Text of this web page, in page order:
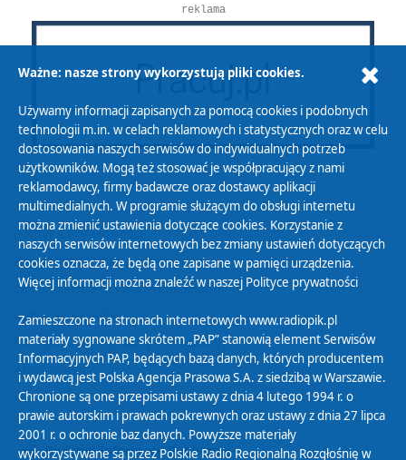
reklama
Polityka Prywatności
Zasady korzystania z Serwisu
Organizacje Pożytku Publicznego
Cyfryzacja DAB+
Polityka ochrony danych osobowych
Abonament
Zamówienia publiczne
Biuletyn Informacji Publicznej
Ważne: nasze strony wykorzystują pliki cookies.
Używamy informacji zapisanych za pomocą cookies i podobnych
technologii m.in. w celach reklamowych i statystycznych oraz w celu
dostosowania naszych serwisów do indywidualnych potrzeb
użytkowników. Mogą też stosować je współpracujący z nami
reklamodawcy, firmy badawcze oraz dostawcy aplikacji
multimedialnych. W programie służącym do obsługi internetu
można zmienić ustawienia dotyczące cookies. Korzystanie z
naszych serwisów internetowych bez zmiany ustawień dotyczących
cookies oznacza, że będą one zapisane w pamięci urządzenia.
Więcej informacji można znaleźć w naszej Polityce prywatności
Zamieszczone na stronach internetowych www.radiopik.pl
materiały sygnowane skrótem „PAP” stanowią element Serwisów
Informacyjnych PAP, będących bazą danych, których producentem
i wydawcą jest Polska Agencja Prasowa S.A. z siedzibą w Warszawie.
Chronione są one przepisami ustawy z dnia 4 lutego 1994 r. o
prawie autorskim i prawach pokrewnych oraz ustawy z dnia 27 lipca
2001 r. o ochronie baz danych. Powyższe materiały
wykorzystywane są przez Polskie Radio Regionalną Rozgłośnię w